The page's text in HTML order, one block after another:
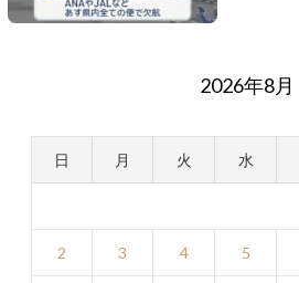
2026年8月
日 月 火 水
2 3 4 5